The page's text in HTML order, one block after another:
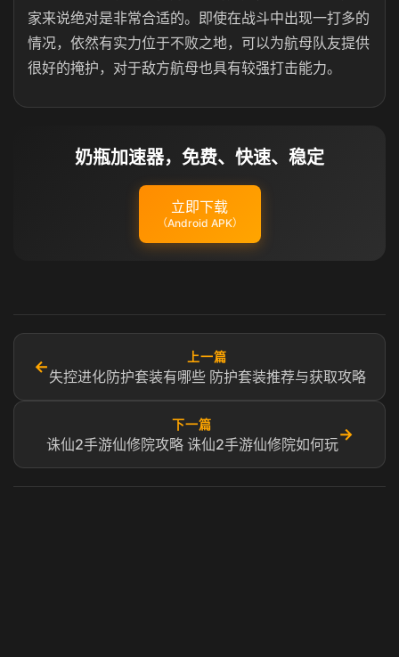
家来说绝对是非常合适的。即使在战斗中出现一打多的
情况，依然有实力位于不败之地，可以为航母队友提供
很好的掩护，对于敌方航母也具有较强打击能力。
奶瓶加速器，免费、快速、稳定
立即下载
（Android APK）
←
上一篇
失控进化防护套装有哪些 防护套装推荐与获取攻略
下一篇
诛仙2手游仙修院攻略 诛仙2手游仙修院如何玩
→